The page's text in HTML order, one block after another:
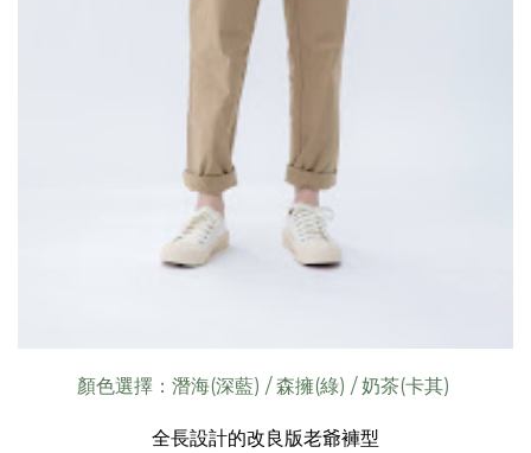
顏色選擇：潛海(深藍) / 森擁(綠) / 奶茶(卡其)
全長設計的改良版老爺褲型